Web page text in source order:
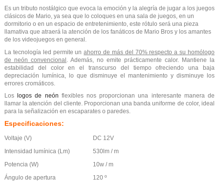
Es un tributo nostálgico que evoca la emoción y la alegría de jugar a los juegos
clásicos de Mario, ya sea que lo coloques en una sala de juegos, en un
dormitorio o en un espacio de entretenimiento, este rótulo será una pieza
llamativa que atraerá la atención de los fanáticos de Mario Bros y los amantes
de los videojuegos en general.
La tecnología led permite unahorro de más del 70% respecto a su homólogo
de neón convencional. Además, no emite prácticamente calor. Mantiene la
estabilidad del color en el transcurso del tiempo ofreciendo una baja
depreciación lumínica, lo que disminuye el mantenimiento y disminuye los
errores cromáticos.
Los
logos de neón flexibles nos proporcionan una interesante manera de
llamar la atención del cliente. Proporcionan una banda uniforme de color, ideal
para la señalización en escaparates o paredes.
Especificaciones:
Voltaje (V)
DC 12V
Intensidad lumínica (Lm)
530lm / m
Potencia (W)
10w / m
Ángulo de apertura
120 º